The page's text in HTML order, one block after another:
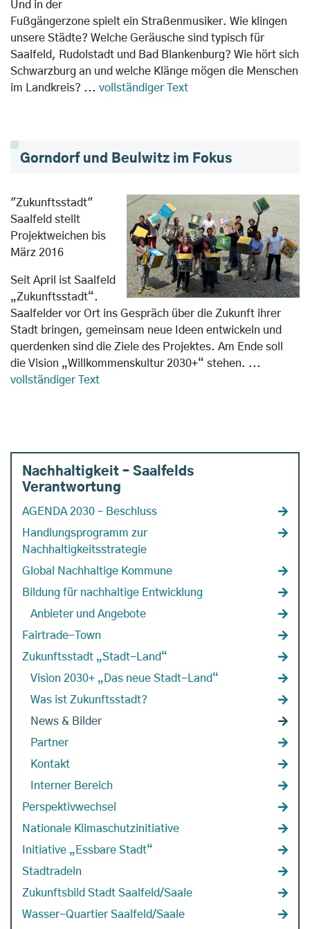
Und in der
Fußgängerzone spielt ein Straßenmusiker. Wie klingen
unsere Städte? Welche Geräusche sind typisch für
Saalfeld, Rudolstadt und Bad Blankenburg? Wie hört sich
Schwarzburg an und welche Klänge mögen die Menschen
im Landkreis? ... vollständiger Text
Gorndorf und Beulwitz im Fokus
"Zukunftsstadt"
Saalfeld stellt
Projektweichen bis
März 2016
Seit April ist Saalfeld
„Zukunftsstadt“.
Saalfelder vor Ort ins Gespräch über die Zukunft ihrer
Stadt bringen, gemeinsam neue Ideen entwickeln und
querdenken sind die Ziele des Projektes. Am Ende soll
die Vision „Willkommenskultur 2030+“ stehen. ...
vollständiger Text
Nachhaltigkeit – Saalfelds
Verantwortung
AGENDA 2030 – Beschluss
Handlungsprogramm zur
Nachhaltigkeitsstrategie
Global Nachhaltige Kommune
Bildung für nachhaltige Entwicklung
Anbieter und Angebote
Fairtrade-Town
Zukunftsstadt „Stadt-Land“
Vision 2030+ „Das neue Stadt-Land“
Was ist Zukunftsstadt?
News & Bilder
Partner
Kontakt
Interner Bereich
Perspektivwechsel
Nationale Klimaschutzinitiative
Initiative „Essbare Stadt“
Stadtradeln
Zukunftsbild Stadt Saalfeld/Saale
Wasser-Quartier Saalfeld/Saale